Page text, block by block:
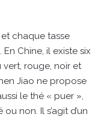
chaque tasse
En Chine, il existe six
rouge, noir et
Jiao ne propose
le thé « puer »,
non. Il s’agit d’un